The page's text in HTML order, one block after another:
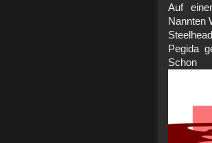
Auf
Nannten
Pegida